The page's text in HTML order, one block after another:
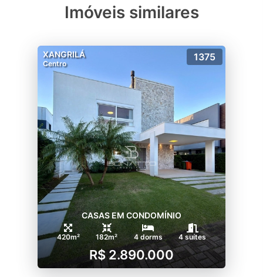
Imóveis similares
XANGRILÁ
Centro
1375
CASAS EM CONDOMÍNIO
420m² 182m² 4 dorms 4 suítes
R$ 2.890.000